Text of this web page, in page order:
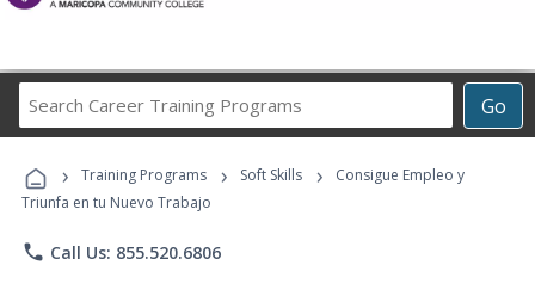
Go
Career
Programs
› Training Programs › Soft Skills ›
Consigue Empleo y
Triunfa en tu Nuevo Trabajo
phone Call Us: 855.520.6806